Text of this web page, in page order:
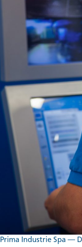
Prima Industrie Spa —